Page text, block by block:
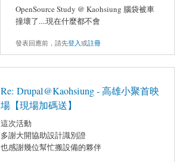
OpenSource Study @ Kaohsiung 腦袋被車
撞壞了....現在什麼都不會
發表回應前，請先登入或註冊
Re: Drupal@Kaohsiung - 高雄小聚首映
場【現場加碼送】
這次活動
多謝大開協助設計識別證
也感謝幾位幫忙搬設備的夥伴